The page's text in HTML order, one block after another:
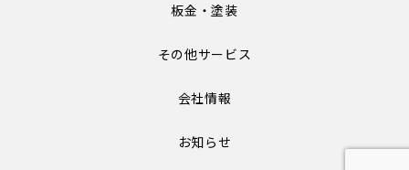
板金・塗装
その他サービス
会社情報
お知らせ